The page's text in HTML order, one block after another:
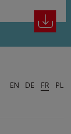
EN DE FR PL